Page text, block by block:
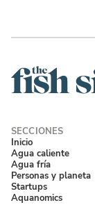
Inicio
Agua caliente
Agua fría
Personas y planeta
Startups
Aquanomics